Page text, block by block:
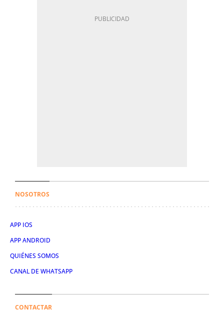
NOSOTROS
APP IOS
APP ANDROID
QUIÉNES SOMOS
CANAL DE WHATSAPP
CONTACTAR